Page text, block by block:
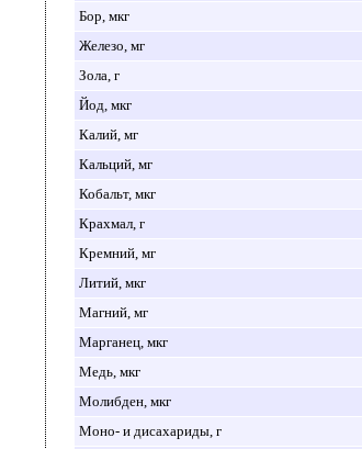
Бор, мкг
Железо, мг
Зола, г
Йод, мкг
Калий, мг
Кальций, мг
Кобальт, мкг
Крахмал, г
Кремний, мг
Литий, мкг
Магний, мг
Марганец, мкг
Медь, мкг
Молибден, мкг
Моно- и дисахариды, г